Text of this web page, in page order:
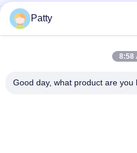
Het tekenen van een
motor en baktemperatuur van
GeForce luchtkoeling
combinatiestructuur video die
Patty
8:58
Good day, what product are you